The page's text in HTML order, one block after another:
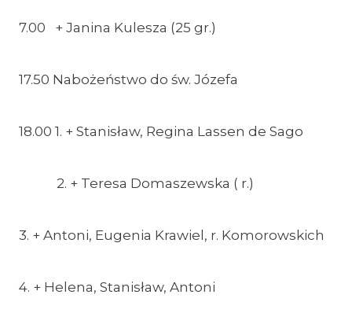
7.00 + Janina Kulesza (25 gr.)
17.50 Nabożeństwo do św. Józefa
18.00 1. + Stanisław, Regina Lassen de Sago
2. + Teresa Domaszewska ( r.)
3. + Antoni, Eugenia Krawiel, r. Komorowskich
4. + Helena, Stanisław, Antoni